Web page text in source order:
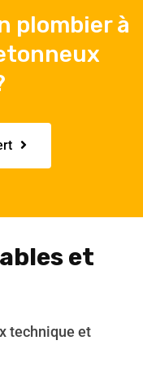
plombier à
et
technique et